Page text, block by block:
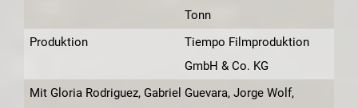
Tonn
Produktion
Tiempo Filmproduktion
GmbH & Co. KG
Mit Gloria Rodriguez, Gabriel Guevara, Jorge Wolf,